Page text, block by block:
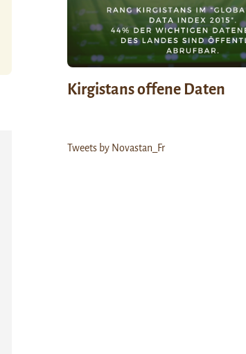
Kirgistans offene Daten
Tweets by Novastan_Fr